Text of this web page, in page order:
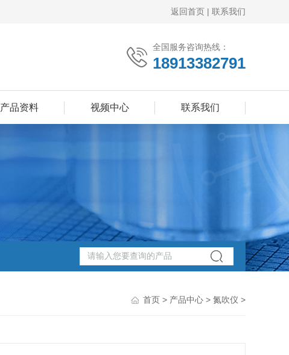
返回首页 | 联系我们
全国服务咨询热线：
18913382791
产品资料 视频中心 联系我们
首页 > 产品中心 > 氮吹仪 >